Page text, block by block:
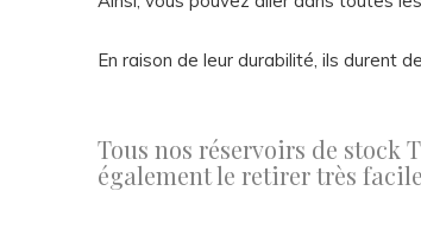
En raison de leur durabilité, ils durent
Tous nos réservoirs de stock
également le retirer très